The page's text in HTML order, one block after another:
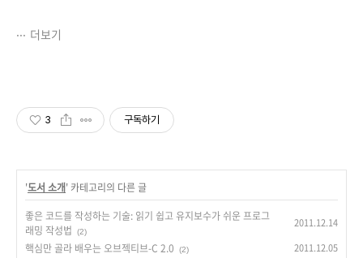
더보기
3 구독하기
'도서 소개' 카테고리의 다른 글
좋은 코드를 작성하는 기술: 읽기 쉽고 유지보수가 쉬운 프로그
래밍 작성법
(2)
2011.12.14
핵심만 골라 배우는 오브젝티브-C 2.0 (2) 2011.12.05